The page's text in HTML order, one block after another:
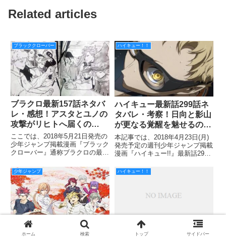
Related articles
ブラッククローバー
ブラクロ最新157話ネタバ
レ・感想！アスタとユノの
攻撃がリヒトへ届くの
か？！
ここでは、2018年5月21日発売の
少年ジャンプ掲載漫画『ブラック
クローバー』通称ブラクロの最新
ていきます！ 前回156話では、一
時も目が離せない！という極限の
状況でした！ 騎士団員のエルフ
化解除、リヒトの復
ハイキュー！！
ハイキュー最新話299話ネ
タバレ・考察！日向と影山
が更なる覚醒を魅せるの
か？！
本記事では、2018年4月23日(月)
発売予定の週刊少年ジャンプ掲載
漫画『ハイキュー!!』最新話299
いきます！ 次週4月23日(月)発売
予定の週刊少年ジャンプは、
少年ジャンプ
食戟のソーマ245話ネタバ
ハイキュー！！
ハイキュー最新話301話ネ
ホーム 検索 トップ サイドバー